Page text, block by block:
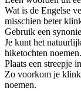
Wat is de Engelse
misschien beter
Gebruik een
Je kunt het
hiketochten noemen.
Plaats een streepje
Zo voorkom je
noemen.